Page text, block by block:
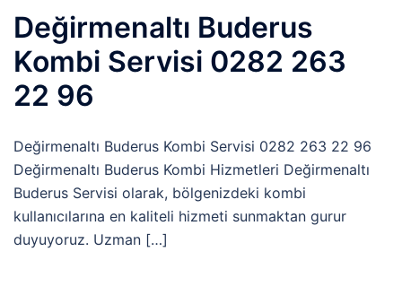
Değirmenaltı Buderus
Kombi Servisi 0282 263
22 96
Değirmenaltı Buderus Kombi Servisi 0282 263 22 96
Değirmenaltı Buderus Kombi Hizmetleri Değirmenaltı
Buderus Servisi olarak, bölgenizdeki kombi
kullanıcılarına en kaliteli hizmeti sunmaktan gurur
duyuyoruz. Uzman […]